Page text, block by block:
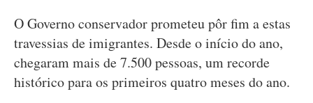
O Governo conservador prometeu pôr fim a estas
travessias de imigrantes. Desde o início do ano,
chegaram mais de 7.500 pessoas, um recorde
histórico para os primeiros quatro meses do ano.